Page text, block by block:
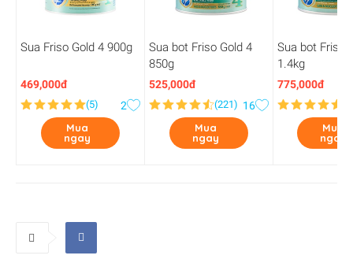
Sua Friso Gold 4 900g
469,000đ
(5)
2
Mua
ngay
Sua bot Friso Gold 4
850g
525,000đ
(221) 16
Mua
ngay
Sua bot Friso
1.4kg
775,000đ
Mua
ngay